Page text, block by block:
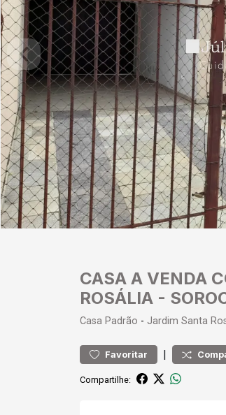
CASA A VENDA
ROSÁLIA -
Casa Padrão - Jardim Santa
Favoritar |
Compartilhe: